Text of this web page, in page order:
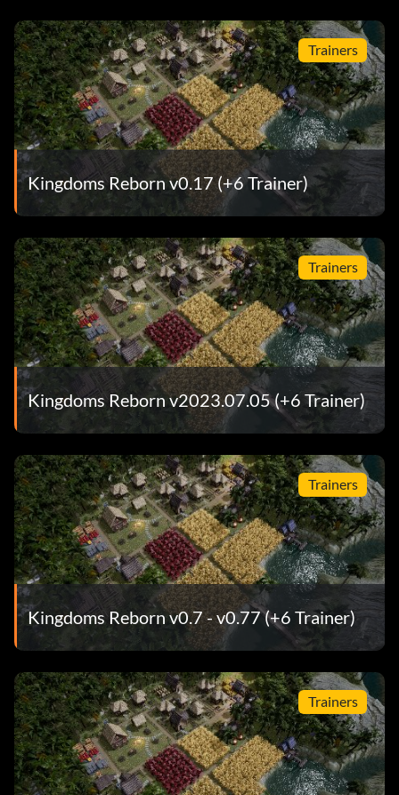
Trainers
Kingdoms Reborn v0.17 (+6 Trainer)
Trainers
Kingdoms Reborn v2023.07.05 (+6 Trainer)
Trainers
Kingdoms Reborn v0.7 - v0.77 (+6 Trainer)
Trainers